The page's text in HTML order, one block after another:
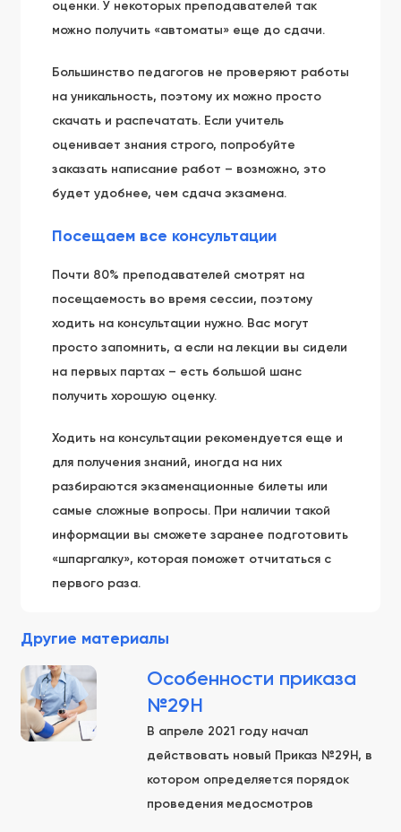
оценки. У некоторых преподавателей так
можно получить «автоматы» еще до сдачи.
Большинство педагогов не проверяют работы
на уникальность, поэтому их можно просто
скачать и распечатать. Если учитель
оценивает знания строго, попробуйте
заказать написание работ – возможно, это
будет удобнее, чем сдача экзамена.
Посещаем все консультации
Почти 80% преподавателей смотрят на
посещаемость во время сессии, поэтому
ходить на консультации нужно. Вас могут
просто запомнить, а если на лекции вы сидели
на первых партах – есть большой шанс
получить хорошую оценку.
Ходить на консультации рекомендуется еще и
для получения знаний, иногда на них
разбираются экзаменационные билеты или
самые сложные вопросы. При наличии такой
информации вы сможете заранее подготовить
«шпаргалку», которая поможет отчитаться с
первого раза.
Другие материалы
Особенности приказа
№29Н
В апреле 2021 году начал
действовать новый Приказ №29Н, в
котором определяется порядок
проведения медосмотров